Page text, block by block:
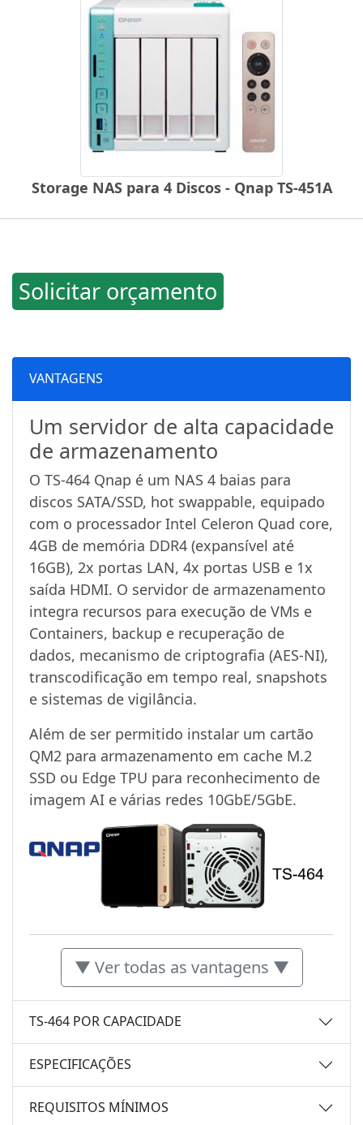
Storage NAS para 4 Discos - Qnap TS-451A
Solicitar orçamento
VANTAGENS
Um servidor de alta capacidade
de armazenamento
O TS-464 Qnap é um NAS 4 baias para
discos SATA/SSD, hot swappable, equipado
com o processador Intel Celeron Quad core,
4GB de memória DDR4 (expansível até
16GB), 2x portas LAN, 4x portas USB e 1x
saída HDMI. O servidor de armazenamento
integra recursos para execução de VMs e
Containers, backup e recuperação de
dados, mecanismo de criptografia (AES-NI),
transcodificação em tempo real, snapshots
e sistemas de vigilância.
Além de ser permitido instalar um cartão
QM2 para armazenamento em cache M.2
SSD ou Edge TPU para reconhecimento de
imagem AI e várias redes 10GbE/5GbE.
▼ Ver todas as vantagens ▼
TS-464 POR CAPACIDADE
ESPECIFICAÇÕES
REQUISITOS MÍNIMOS